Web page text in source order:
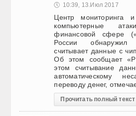
🕔 10:39, 13.Июл 2017
Центр мониторинга
компьютерные
финансовой сфере
России обнаружил
считывает данные с
Об этом сообщает
этом считывание
автоматическому
переводу денег,
Прочитать полный текст